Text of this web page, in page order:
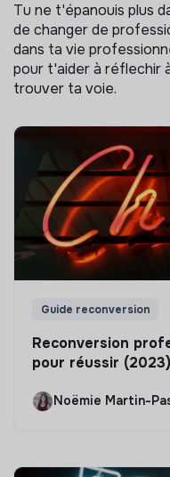
Tu ne t'épanouis plus
de changer de
dans ta vie
pour t'aider à réflechir
trouver ta voie.
Guide reconversion
Reconversion
pour réussir (2023)
Noëmie Martin-